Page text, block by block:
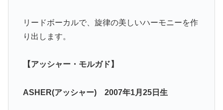
リードボーカルで、旋律の美しいハーモニーを作
り出します。
【アッシャー・モルガド】
ASHER(アッシャー) 2007年1月25日生